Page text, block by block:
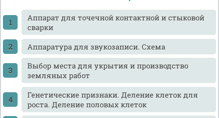
Аппарат для точечной контактной и стыковой
сварки
Аппаратура для звукозаписи. Схема
Выбор места для укрытия и производство
земляных работ
Генетические признаки. Деление клеток для
роста. Деление половых клеток